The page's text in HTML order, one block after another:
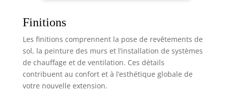
salon ou améliorer n'importe quel espace d'angle
dotée de panneaux carrés épais pour supporter
frontières sont faciles à nettoyer et offrent une
étagère à plantes élégante et fonctionnelle
Montage facile : suivez les instructions pour un
processus d'installation sans couture Ce support
de plante fait du processus d'assemblage un
projet agréable pour toute la famille Variété
d'options : disponible en quatre versions à cinq et
Finitions
Les finitions comprennent la pose de revêtements de
sol, la peinture des murs et l’installation de systèmes
de chauffage et de ventilation. Ces détails
contribuent au confort et à l’esthétique globale de
votre nouvelle extension.